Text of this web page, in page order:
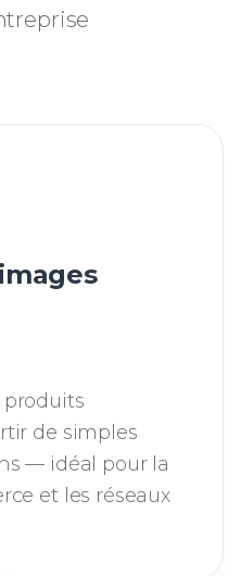
produits
de simples
— idéal pour la
et les réseaux